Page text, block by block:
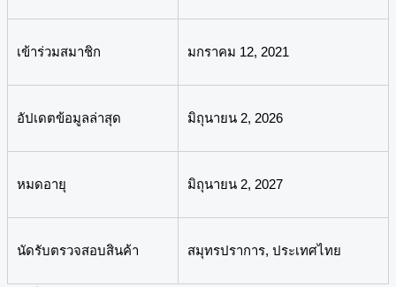
เข้าร่วมสมาชิก มกราคม 12, 2021
อัปเดตข้อมูลล่าสุด มิถุนายน 2, 2026
หมดอายุ มิถุนายน 2, 2027
นัดรับตรวจสอบสินค้า สมุทรปราการ, ประเทศไทย